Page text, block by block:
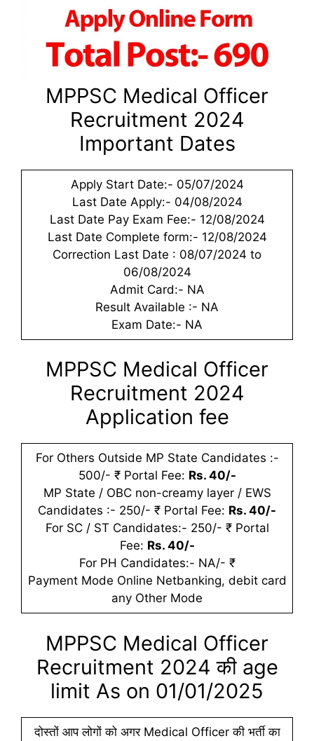
MPPSC Medical Officer
Recruitment 2024
Important Dates
Apply Start Date:- 05/07/2024
Last Date Apply:- 04/08/2024
Last Date Pay Exam Fee:- 12/08/2024
Last Date Complete form:- 12/08/2024
Correction Last Date : 08/07/2024 to
06/08/2024
Admit Card:- NA
Result Available :- NA
Exam Date:- NA
MPPSC Medical Officer
Recruitment 2024
Application fee
For Others Outside MP State Candidates :-
500/- ₹ Portal Fee: Rs. 40/-
MP State / OBC non-creamy layer / EWS
Candidates :- 250/- ₹ Portal Fee: Rs. 40/-
For SC / ST Candidates:- 250/- ₹ Portal
Fee: Rs. 40/-
For PH Candidates:- NA/- ₹
Payment Mode Online Netbanking, debit card
any Other Mode
MPPSC Medical Officer
Recruitment 2024 की age
limit As on 01/01/2025
दोस्तों आप लोगों को अगर Medical Officer की भर्ती का